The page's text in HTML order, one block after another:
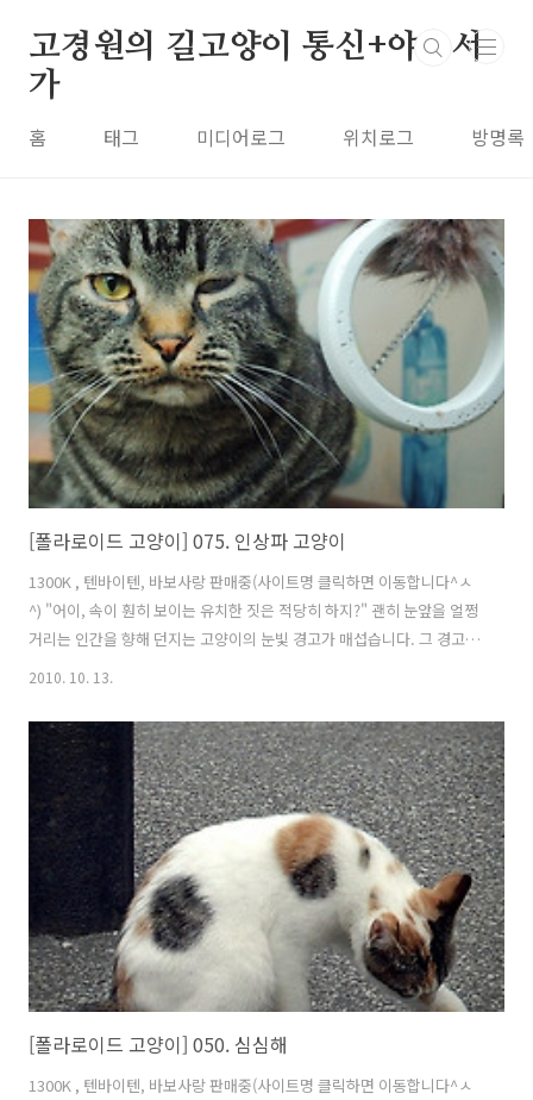
고경원의 길고양이 통신+야옹서
가
홈 태그 미디어로그 위치로그 방명록
[폴라로이드 고양이] 075. 인상파 고양이
1300K , 텐바이텐, 바보사랑 판매중(사이트명 클릭하면 이동합니다^ㅅ
^) "어이, 속이 훤히 보이는 유치한 짓은 적당히 하지?" 괜히 눈앞을 얼쩡
거리는 인간을 향해 던지는 고양이의 눈빛 경고가 매섭습니다. 그 경고
도, 좋아하는 사람 눈엔 귀엽게만 보이지만요. 구독+ 버튼으로 '길고양이
추천해주시면 큰 힘이 됩니다
2010. 10. 13.
[폴라로이드 고양이] 050. 심심해
1300K , 텐바이텐, 바보사랑 판매중(사이트명 클릭하면 이동합니다^ㅅ